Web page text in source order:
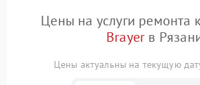
Цены на услуги
Brayer в
Цены актуальны на текущую